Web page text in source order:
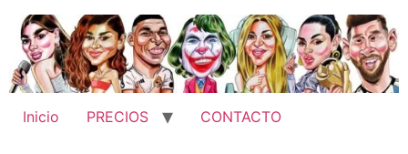
contenido
Inicio PRECIOS CONTACTO